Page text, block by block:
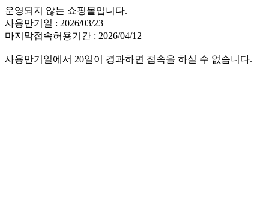
운영되지 않는 쇼핑몰입니다.
사용만기일 : 2026/03/23
마지막접속허용기간 : 2026/04/12
사용만기일에서 20일이 경과하면 접속을 하실 수 없습니다.